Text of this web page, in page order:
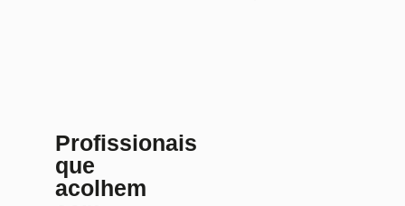
Profissionais
que
acolhem